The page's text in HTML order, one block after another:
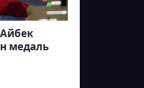
медаль